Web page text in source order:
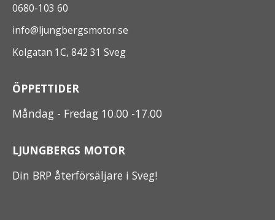
0680-103 60
info@ljungbergsmotor.se
Kolgatan 1C, 842 31 Sveg
ÖPPETTIDER
Måndag - Fredag 10.00 -17.00
LJUNGBERGS MOTOR
Din BRP återförsäljare i Sveg!